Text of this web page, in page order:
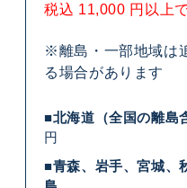
税込 11,000 円以上
※離島・一部地域は
る場合があります
■北海道（全国の離島
円
■青森、岩手、宮城、